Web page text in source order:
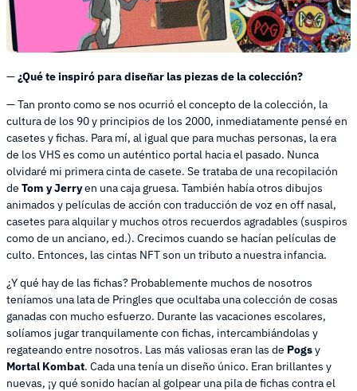
—¿Qué te inspiró para diseñar las piezas de la colección?
— Tan pronto como se nos ocurrió el concepto de la colección, la
cultura de los 90 y principios de los 2000, inmediatamente pensé en
casetes y fichas. Para mí, al igual que para muchas personas, la era
de los VHS es como un auténtico portal hacia el pasado. Nunca
olvidaré mi primera cinta de casete. Se trataba de una recopilación
de Tom y Jerryen una caja gruesa. También había otros dibujos
animados y películas de acción con traducción de voz en off nasal,
casetes para alquilar y muchos otros recuerdos agradables (suspiros
como de un anciano, ed.). Crecimos cuando se hacían películas de
culto. Entonces, las cintas NFT son un tributo a nuestra infancia.
¿Y qué hay de las fichas? Probablemente muchos de nosotros
teníamos una lata de Pringles que ocultaba una colección de cosas
ganadas con mucho esfuerzo. Durante las vacaciones escolares,
solíamos jugar tranquilamente con fichas, intercambiándolas y
regateando entre nosotros. Las más valiosas eran las de Pogsy
Mortal Kombat. Cada una tenía un diseño único. Eran brillantes y
nuevas, ¡y qué sonido hacían al golpear una pila de fichas contra el